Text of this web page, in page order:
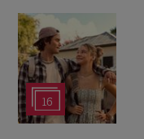
16